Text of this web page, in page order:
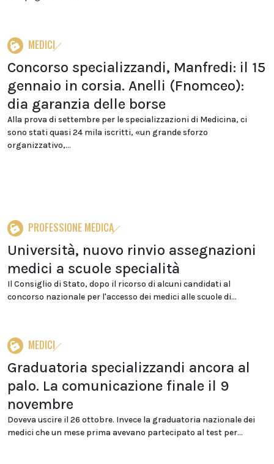
MEDICI
Concorso specializzandi, Manfredi: il 15
gennaio in corsia. Anelli (Fnomceo):
dia garanzia delle borse
Alla prova di settembre per le specializzazioni di Medicina, ci
sono stati quasi 24 mila iscritti, «un grande sforzo
organizzativo,...
PROFESSIONE MEDICA
Università, nuovo rinvio assegnazioni
medici a scuole specialità
Il Consiglio di Stato, dopo il ricorso di alcuni candidati al
concorso nazionale per l'accesso dei medici alle scuole di...
MEDICI
Graduatoria specializzandi ancora al
palo. La comunicazione finale il 9
novembre
Doveva uscire il 26 ottobre. Invece la graduatoria nazionale dei
medici che un mese prima avevano partecipato al test per...